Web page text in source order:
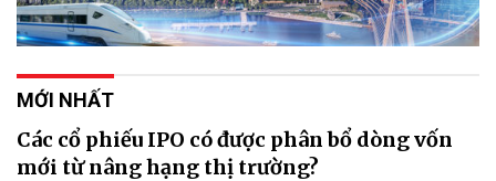
MỚI NHẤT
Các cổ phiếu IPO có được phân bổ dòng vốn
mới từ nâng hạng thị trường?